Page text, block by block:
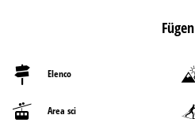
Fügen
Elenco
Area sci